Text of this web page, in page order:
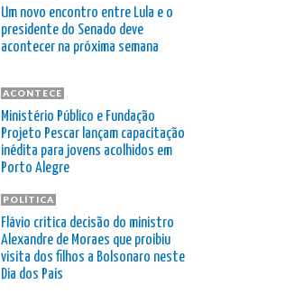
Um novo encontro entre Lula e o
presidente do Senado deve
acontecer na próxima semana
ACONTECE
Ministério Público e Fundação
Projeto Pescar lançam capacitação
inédita para jovens acolhidos em
Porto Alegre
POLÍTICA
Flávio critica decisão do ministro
Alexandre de Moraes que proibiu
visita dos filhos a Bolsonaro neste
Dia dos Pais